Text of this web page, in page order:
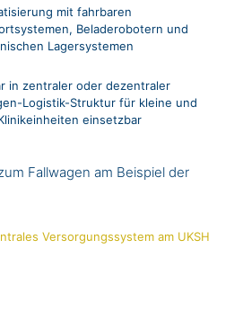
mit fahrbaren
Beladerobotern und
Lagersystemen
in zentraler oder dezentraler
Logistik-Struktur für kleine und
einsetzbar
Fallwagen am Beispiel der
Versorgungssystem am UKSH